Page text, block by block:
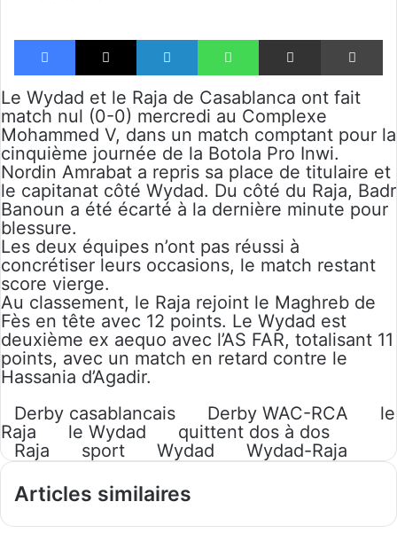
Facebook X Linkedin WhatsApp Partager par email
Le Wydad et le Raja de Casablanca ont fait
match nul (0-0) mercredi au Complexe
Mohammed V, dans un match comptant pour la
cinquième journée de la Botola Pro Inwi.
Nordin Amrabat a repris sa place de titulaire et
le capitanat côté Wydad. Du côté du Raja, Badr
Banoun a été écarté à la dernière minute pour
blessure.
Les deux équipes n’ont pas réussi à
concrétiser leurs occasions, le match restant
score vierge.
Au classement, le Raja rejoint le Maghreb de
Fès en tête avec 12 points. Le Wydad est
deuxième ex aequo avec l’AS FAR, totalisant 11
points, avec un match en retard contre le
Hassania d’Agadir.
Derby casablancais
Derby WAC-RCA
le
Raja
le Wydad
quittent dos à dos
Raja
sport Wydad Wydad-Raja
Articles similaires